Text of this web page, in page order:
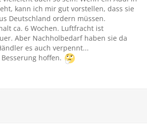
in Europa mehrere Monate
Launch des Edge ist schon
man von VW/Audi anderes gewohnt.
Rahmen einer Inspektion ein
Mangel festgestellt wird hört man
am Telefon "Ich weiß nicht ob ich das
und nicht 9 Wochen.
nix kaputt machen!
kann ich mir gut vorstellen, dass sie
Deutschland ordern müssen.
ca. 6 Wochen. Luftfracht ist
Aber Nachholbedarf haben sie da
es auch verpennt...
hoffen.